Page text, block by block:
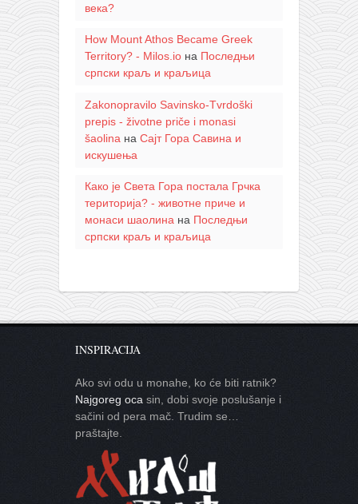
века?
How Mount Athos Became Greek
Territory? - Milos.ioна Последњи
српски краљ и краљица
Zakonopravilo Savinsko-Tvrdoški
prepis - životne priče i monasi
šaolina на Сајт Гора Савина и
искушења
Како је Света Гора постала Грчка
територија? - животне приче и
монаси шаолинана Последњи
српски краљ и краљица
INSPIRACIJA
Ako svi odu u monahe, ko će biti ratnik?
Najgoreg oca sin, dobi svoje poslušanje i
sačini od pera mač. Trudim se…
praštajte.